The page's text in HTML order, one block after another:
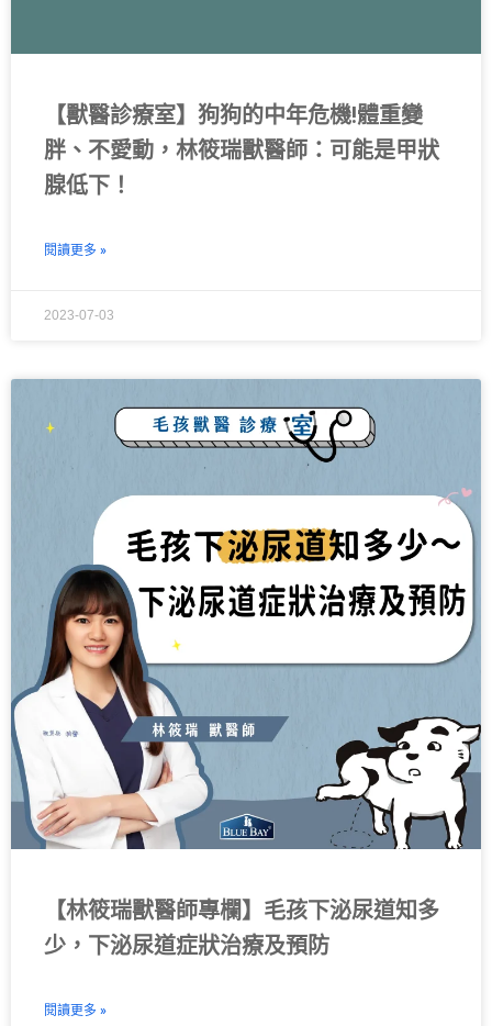
【獸醫診療室】狗狗的中年危機!體重變
胖、不愛動，林筱瑞獸醫師：可能是甲狀
腺低下！
閱讀更多 »
2023-07-03
【林筱瑞獸醫師專欄】毛孩下泌尿道知多
少，下泌尿道症狀治療及預防
閱讀更多 »